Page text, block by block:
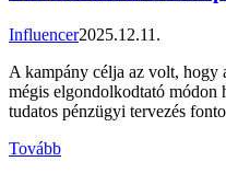
Influencer2025.12.11.
A kampány célja az volt, hogy
mégis elgondolkodtató módon
tudatos pénzügyi tervezés
Tovább